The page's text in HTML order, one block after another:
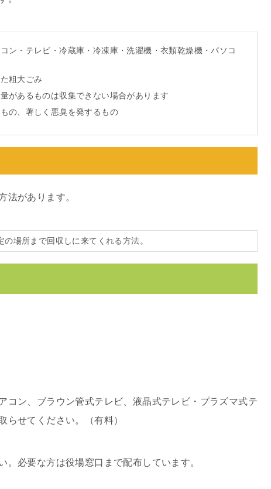
ン・テレビ・冷蔵庫・冷凍庫・洗濯機・衣類乾燥機・パソコ
粗大ごみ
があるものは収集できない場合があります
の、著しく悪臭を発するもの
法があります。
場所まで回収しに来てくれる方法。
ン、ブラウン管式テレビ、液晶式テレビ・プラズマ式テ
らせてください。（有料）
必要な方は役場窓口まで配布しています。